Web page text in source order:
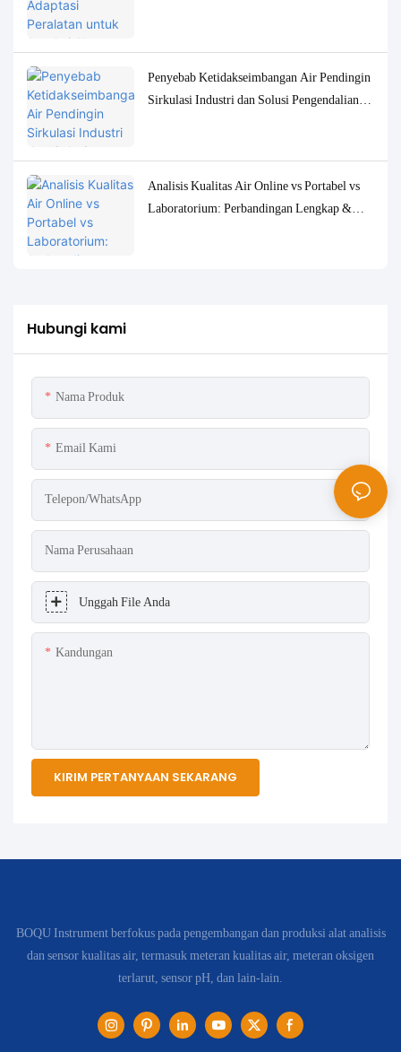
Penyebab Ketidakseimbangan Air Pendingin
Sirkulasi Industri dan Solusi Pengendalian
Analisis Kualitas Air Online vs Portabel vs
Laboratorium: Perbandingan Lengkap &
Hubungi kami
Nama Produk
Email Kami
Telepon/WhatsApp
Nama Perusahaan
Unggah File Anda
Kandungan
KIRIM PERTANYAAN SEKARANG
BOQU Instrument berfokus pada pengembangan dan produksi alat analisis
dan sensor kualitas air, termasuk meteran kualitas air, meteran oksigen
terlarut, sensor pH, dan lain-lain.